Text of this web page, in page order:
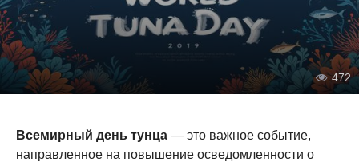
472
Всемирный день тунца — это важное событие,
направленное на повышение осведомленности о